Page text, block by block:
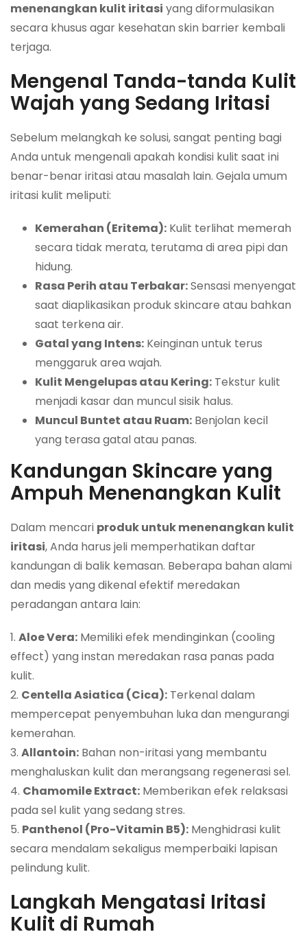
menenangkan kulit iritasi yang diformulasikan
secara khusus agar kesehatan skin barrier kembali
terjaga.
Mengenal Tanda-tanda Kulit
Wajah yang Sedang Iritasi
Sebelum melangkah ke solusi, sangat penting bagi
Anda untuk mengenali apakah kondisi kulit saat ini
benar-benar iritasi atau masalah lain. Gejala umum
iritasi kulit meliputi:
Kemerahan (Eritema): Kulit terlihat memerah
secara tidak merata, terutama di area pipi dan
hidung.
Rasa Perih atau Terbakar:Sensasi menyengat
saat diaplikasikan produk skincare atau bahkan
saat terkena air.
Gatal yang Intens: Keinginan untuk terus
menggaruk area wajah.
Kulit Mengelupas atau Kering: Tekstur kulit
menjadi kasar dan muncul sisik halus.
Muncul Buntet atau Ruam: Benjolan kecil
yang terasa gatal atau panas.
Kandungan Skincare yang
Ampuh Menenangkan Kulit
Dalam mencari produk untuk menenangkan kulit
iritasi, Anda harus jeli memperhatikan daftar
kandungan di balik kemasan. Beberapa bahan alami
dan medis yang dikenal efektif meredakan
peradangan antara lain:
1. Aloe Vera: Memiliki efek mendinginkan (cooling
effect) yang instan meredakan rasa panas pada
kulit.
2. Centella Asiatica (Cica): Terkenal dalam
mempercepat penyembuhan luka dan mengurangi
kemerahan.
3. Allantoin: Bahan non-iritasi yang membantu
menghaluskan kulit dan merangsang regenerasi sel.
4. Chamomile Extract: Memberikan efek relaksasi
pada sel kulit yang sedang stres.
5. Panthenol (Pro-Vitamin B5): Menghidrasi kulit
secara mendalam sekaligus memperbaiki lapisan
pelindung kulit.
Langkah Mengatasi Iritasi
Kulit di Rumah